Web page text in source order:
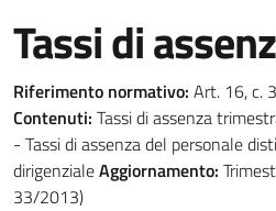
Tassi di
Riferimento normativo: Art. 16, c.
Contenuti: Tassi di assenza
- Tassi di assenza del personale
dirigenzialeAggiornamento:
33/2013)